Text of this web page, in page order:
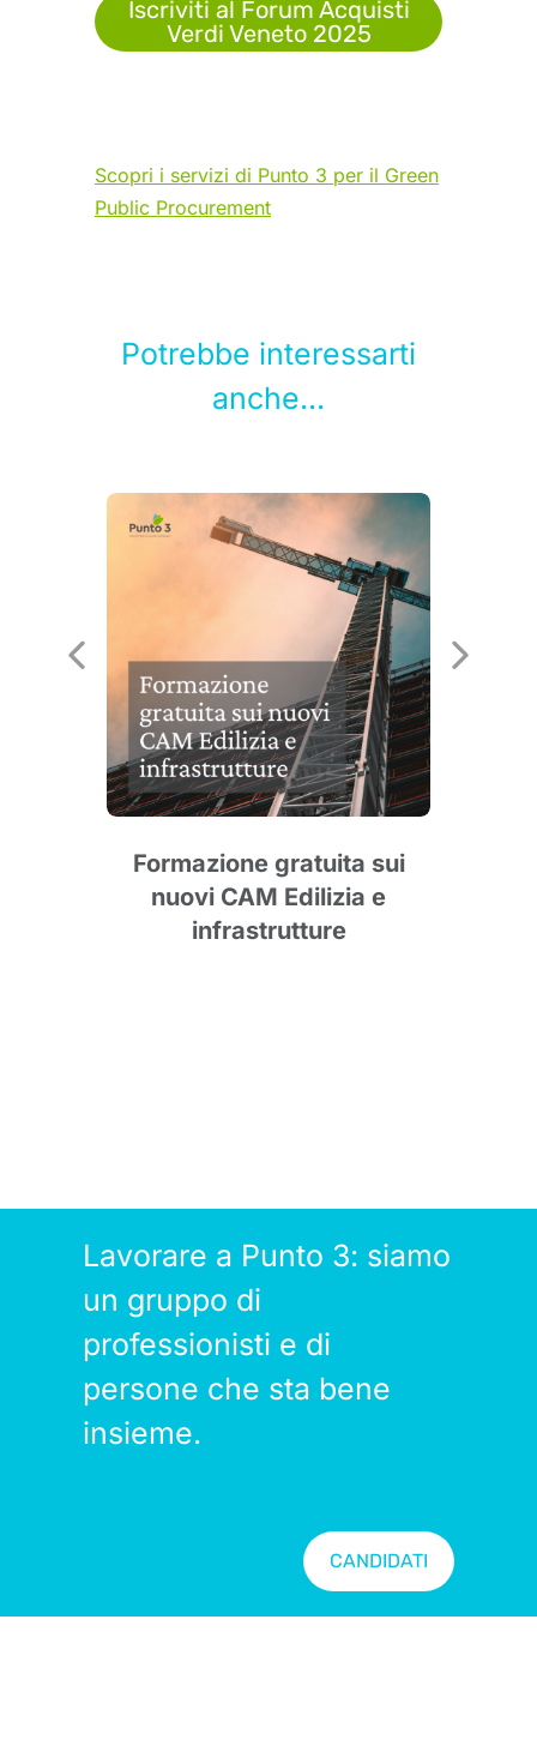
Iscriviti al Forum Acquisti
Verdi Veneto 2025
Scopri i servizi di Punto 3 per il Green
Public Procurement
Potrebbe interessarti
anche...
Formazione gratuita sui
nuovi CAM Edilizia e
infrastrutture
Lavorare a Punto 3: siamo
un gruppo di
professionisti e di
persone che sta bene
insieme.
CANDIDATI